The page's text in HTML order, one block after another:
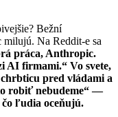
Bežní
Na Reddit-e sa
práca, Anthropic.
AI firmami.“ Vo svete,
pred vládami a
robiť nebudeme“ —
ľudia oceňujú.